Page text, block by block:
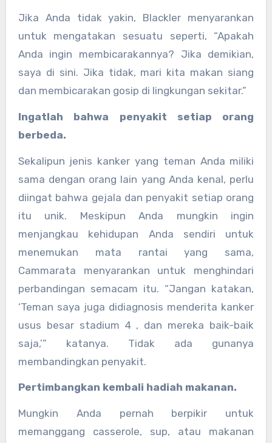
Jika Anda tidak yakin, Blackler menyarankan
untuk mengatakan sesuatu seperti, “Apakah
Anda ingin membicarakannya? Jika demikian,
saya di sini. Jika tidak, mari kita makan siang
dan membicarakan gosip di lingkungan sekitar.”
Ingatlah bahwa penyakit setiap orang
berbeda.
Sekalipun jenis kanker yang teman Anda miliki
sama dengan orang lain yang Anda kenal, perlu
diingat bahwa gejala dan penyakit setiap orang
itu unik. Meskipun Anda mungkin ingin
menjangkau kehidupan Anda sendiri untuk
menemukan mata rantai yang sama,
Cammarata menyarankan untuk menghindari
perbandingan semacam itu. “Jangan katakan,
‘Teman saya juga didiagnosis menderita kanker
usus besar stadium 4 , dan mereka baik-baik
saja,’” katanya. Tidak ada gunanya
membandingkan penyakit.
Pertimbangkan kembali hadiah makanan.
Mungkin Anda pernah berpikir untuk
memanggang casserole, sup, atau makanan